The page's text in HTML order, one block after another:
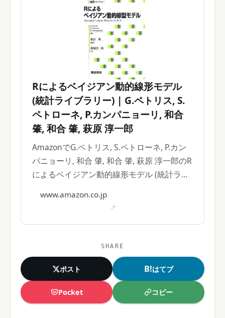
Rによるベイジアン動的線形モデル
(統計ライブラリー) | G.ペトリス, S.
ペトローネ, P.カンパニョーリ, 和合
肇, 和合 肇, 萩原 淳一郎
AmazonでG.ペトリス, S.ペトローネ, P.カン
パニョーリ, 和合 肇, 和合 肇, 萩原 淳一郎のR
によるベイジアン動的線形モデル (統計ライ
www.amazon.co.jp
SHARE
ポスト B!はてブ
Pocket コピー